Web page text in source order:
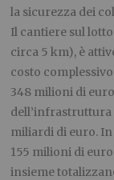
la sicurezza dei
Il cantiere sul
circa 5 km), è
costo
348 milioni di
dell’infrastruttura
miliardi di euro.
155 milioni di
insieme